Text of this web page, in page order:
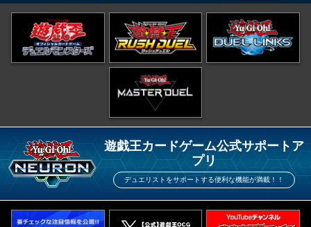
遊戯王カードゲーム公式サポートア
プリ
デュエリストをサポートする便利な機能が満載！！